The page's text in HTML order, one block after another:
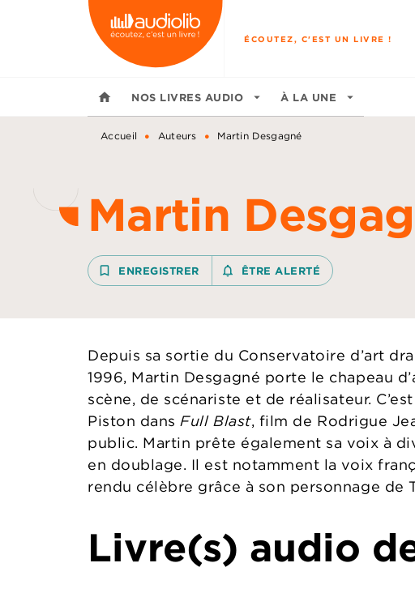
MENU RECHERCHE
ÉCOUTEZ, C'EST UN LIVRE !
home NOS LIVRES AUDIO arrow_drop_down À LA UNE arrow_drop_down
Accueil • Auteurs • Martin Desgagné
Martin
bookmark_border ENREGISTRER notifications_none_outlined
ÊTRE ALERTÉ
Depuis sa sortie du Conservatoire d’art
1996, Martin Desgagné porte le chapeau
scène, de scénariste et de réalisateur.
Piston dansFull Blast, film de Rodrigue
public. Martin prête également sa voix à
en doublage. Il est notamment la voix
rendu célèbre grâce à son personnage de
Livre(s) audio